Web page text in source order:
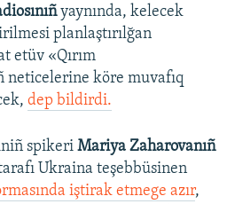
yaynında, kelecek
planlaştırılğan
etüv «Qırım
neticelerine köre muvafıq
dep bildirdi.
spikeri Mariya Zaharovanıñ
Ukraina teşebbüsinen
iştirak etmege azır,